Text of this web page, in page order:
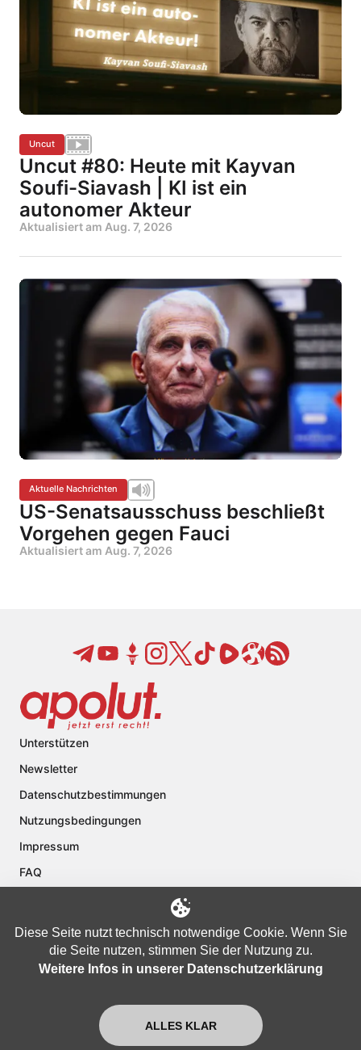
Uncut
Uncut #80: Heute mit Kayvan
Soufi-Siavash | KI ist ein
autonomer Akteur
Aktualisiert am Aug. 7, 2026
Aktuelle Nachrichten
US-Senatsausschuss beschließt
Vorgehen gegen Fauci
Aktualisiert am Aug. 7, 2026
Unterstützen
Newsletter
Datenschutzbestimmungen
Nutzungsbedingungen
Impressum
FAQ
Copyright © 2024 apolut | Jetzt erst recht!. Published apolut Creatives
Diese Seite nutzt technisch notwendige Cookie. Wenn Sie
die Seite nutzen, stimmen Sie der Nutzung zu.
Weitere Infos in unserer Datenschutzerklärung
ALLES KLAR